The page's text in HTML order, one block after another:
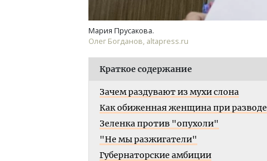
Мария Прусакова.
Олег Богданов, altapress.ru
Краткое содержание
Зачем раздувают из мухи слона
Как обиженная женщина при разводе
Зеленка против "опухоли"
"Не мы разжигатели"
Губернаторские амбиции